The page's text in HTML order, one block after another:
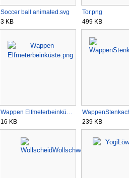
Soccer ball animated.svg
3 KB
Tor.png
499 KB
Wappen Elfmeterbeinkü…
16 KB
239 KB